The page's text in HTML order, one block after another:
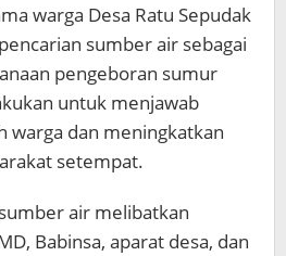
warga Desa Ratu Sepudak
sumber air sebagai
pengeboran sumur
untuk menjawab
warga dan meningkatkan
setempat.
air melibatkan
Babinsa, aparat desa, dan